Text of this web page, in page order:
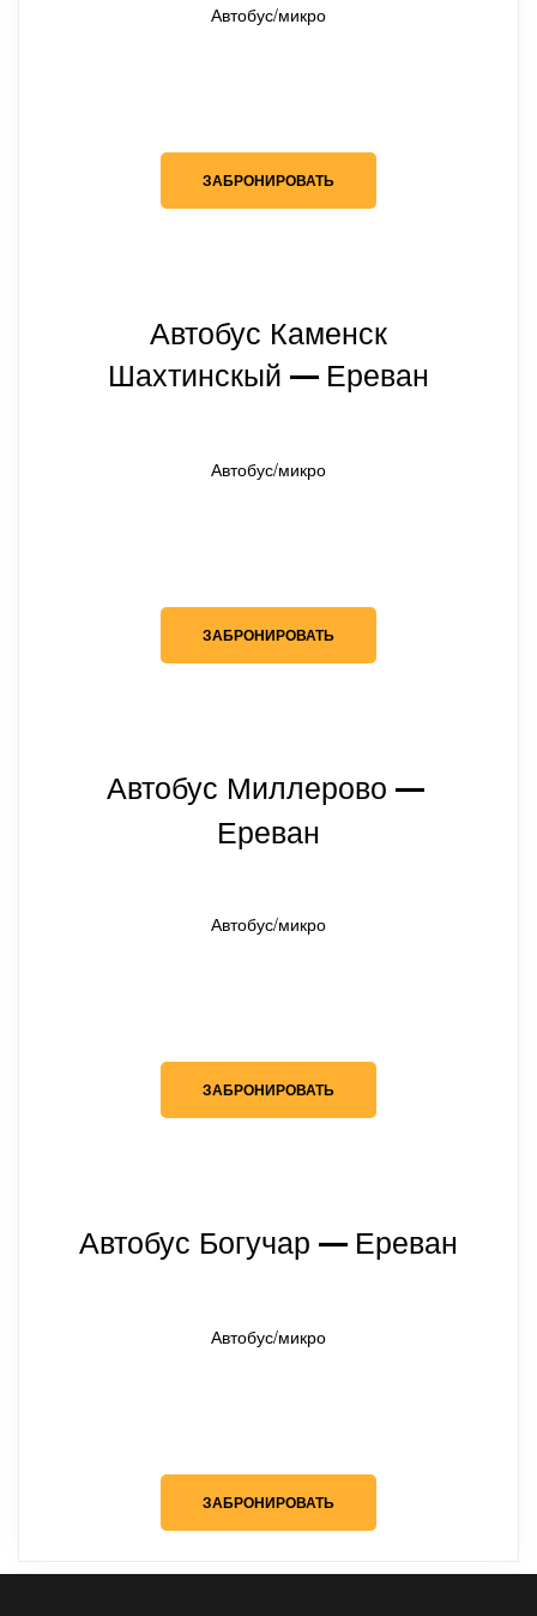
Автобус/микро
ЗАБРОНИРОВАТЬ
Автобус Каменск
Шахтинскый — Ереван
Автобус/микро
ЗАБРОНИРОВАТЬ
Автобус Миллерово —
Ереван
Автобус/микро
ЗАБРОНИРОВАТЬ
Автобус Богучар — Ереван
Автобус/микро
ЗАБРОНИРОВАТЬ